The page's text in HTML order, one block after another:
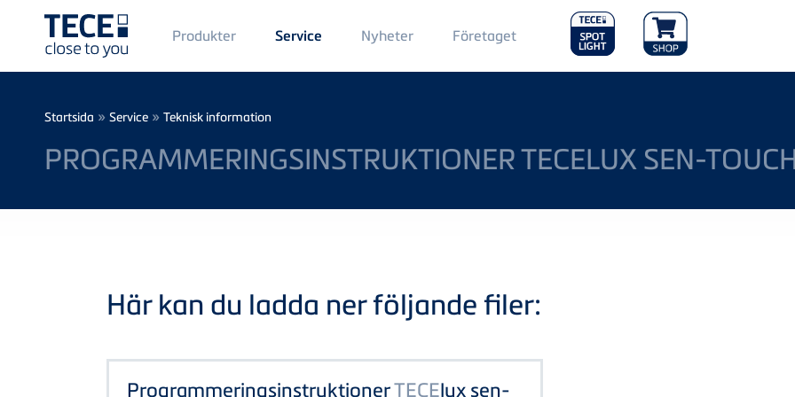
Main
Menü
1
Produkter Service Nyheter Main
Menu
2
Företaget
Breadcrumb
Startsida » Service » Teknisk information
PROGRAMMERINGSINSTRUKTIONER TECELUX SEN-
Här kan du ladda ner följande filer:
ProgrammeringsinstruktionerTECElux sen-